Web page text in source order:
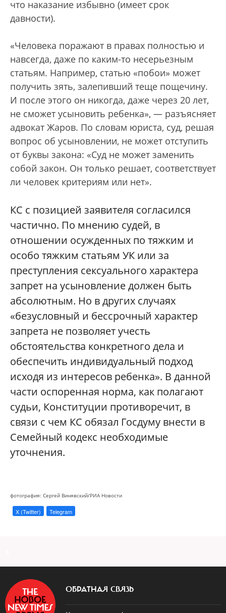
что наказание избывно (имеет срок
давности).
«Человека поражают в правах полностью и
навсегда, даже по каким-то несерьезным
статьям. Например, статью «побои» может
получить зять, залепивший теще пощечину.
И после этого он никогда, даже через 20 лет,
не сможет усыновить ребенка», — разъясняет
адвокат Жаров. По словам юриста, суд, решая
вопрос об усыновлении, не может отступить
от буквы закона: «Суд не может заменить
собой закон. Он только решает, соответствует
ли человек критериям или нет».
КС с позицией заявителя согласился
частично. По мнению судей, в
отношении осужденных по тяжким и
особо тяжким статьям УК или за
преступления сексуального характера
запрет на усыновление должен быть
абсолютным. Но в других случаях
«безусловный и бессрочный характер
запрета не позволяет учесть
обстоятельства конкретного дела и
обеспечить индивидуальный подход
исходя из интересов ребенка». В данной
части оспоренная норма, как полагают
судьи, Конституции противоречит, в
связи с чем КС обязал Госдуму внести в
Семейный кодекс необходимые
уточнения.
фотография: Сергей Винявский/РИА Новости
X (Twitter) Telegram
ОБРАТНАЯ СВЯЗЬ